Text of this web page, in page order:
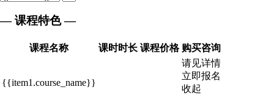
— 课程特色 —
课程名称 课时时长 课程价格 购买咨询
{{item1.course_name}}
请见详情
立即报名
收起